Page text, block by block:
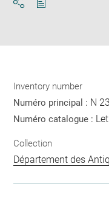
Inventory number
Numéro principal : N
Numéro catalogue :
Collection
Département des